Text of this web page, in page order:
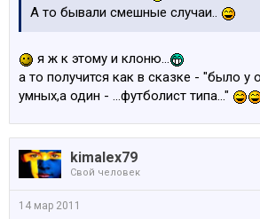
А то бывали смешные случаи..
я ж к этому и клоню...
а то получится как в сказке - "было у
умных,а один - ...футболист типа..."
kimalex79
Свой человек
14 мар 2011